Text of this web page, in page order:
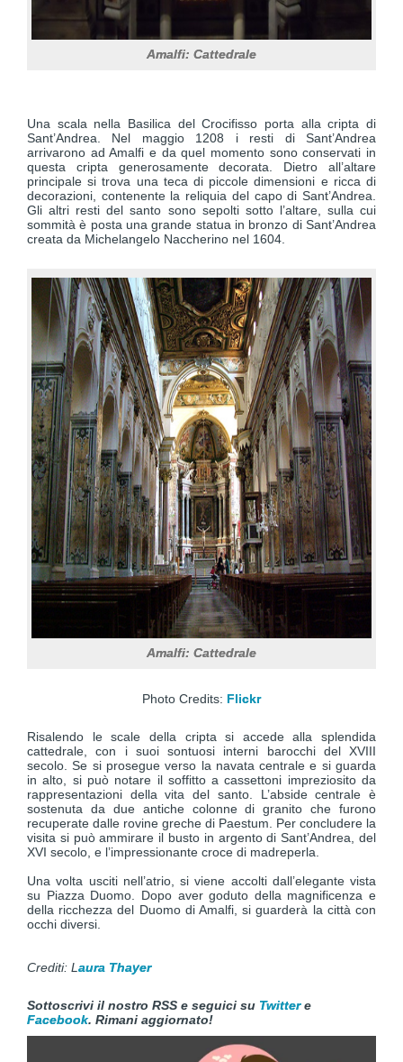
Amalfi: Cattedrale
Una scala nella Basilica del Crocifisso porta alla cripta di
Sant’Andrea. Nel maggio 1208 i resti di Sant’Andrea
arrivarono ad Amalfi e da quel momento sono conservati in
questa cripta generosamente decorata. Dietro all’altare
principale si trova una teca di piccole dimensioni e ricca di
decorazioni, contenente la reliquia del capo di Sant’Andrea.
Gli altri resti del santo sono sepolti sotto l’altare, sulla cui
sommità è posta una grande statua in bronzo di Sant’Andrea
creata da Michelangelo Naccherino nel 1604.
Amalfi: Cattedrale
Photo Credits: Flickr
Risalendo le scale della cripta si accede alla splendida
cattedrale, con i suoi sontuosi interni barocchi del XVIII
secolo. Se si prosegue verso la navata centrale e si guarda
in alto, si può notare il soffitto a cassettoni impreziosito da
rappresentazioni della vita del santo. L’abside centrale è
sostenuta da due antiche colonne di granito che furono
recuperate dalle rovine greche di Paestum. Per concludere la
visita si può ammirare il busto in argento di Sant’Andrea, del
XVI secolo, e l’impressionante croce di madreperla.
Una volta usciti nell’atrio, si viene accolti dall’elegante vista
su Piazza Duomo. Dopo aver goduto della magnificenza e
della ricchezza del Duomo di Amalfi, si guarderà la città con
occhi diversi.
Crediti: L aura Thayer
Sottoscrivi il nostro RSS e seguici su Twittere
Facebook. Rimani aggiornato!